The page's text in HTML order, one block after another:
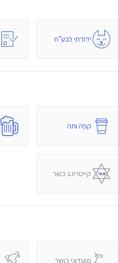
ידודתי לבע"ח
קפה ותה
קייטרינג כשר
מועדוני כושר